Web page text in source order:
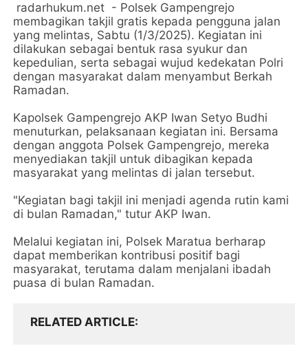
radarhukum.net - Polsek Gampengrejo
membagikan takjil gratis kepada pengguna jalan
yang melintas, Sabtu (1/3/2025). Kegiatan ini
dilakukan sebagai bentuk rasa syukur dan
kepedulian, serta sebagai wujud kedekatan Polri
dengan masyarakat dalam menyambut Berkah
Ramadan.
Kapolsek Gampengrejo AKP Iwan Setyo Budhi
menuturkan, pelaksanaan kegiatan ini. Bersama
dengan anggota Polsek Gampengrejo, mereka
menyediakan takjil untuk dibagikan kepada
masyarakat yang melintas di jalan tersebut.
"Kegiatan bagi takjil ini menjadi agenda rutin kami
di bulan Ramadan," tutur AKP Iwan.
Melalui kegiatan ini, Polsek Maratua berharap
dapat memberikan kontribusi positif bagi
masyarakat, terutama dalam menjalani ibadah
puasa di bulan Ramadan.
RELATED ARTICLE